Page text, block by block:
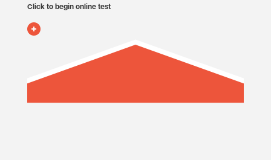
Click to begin online test